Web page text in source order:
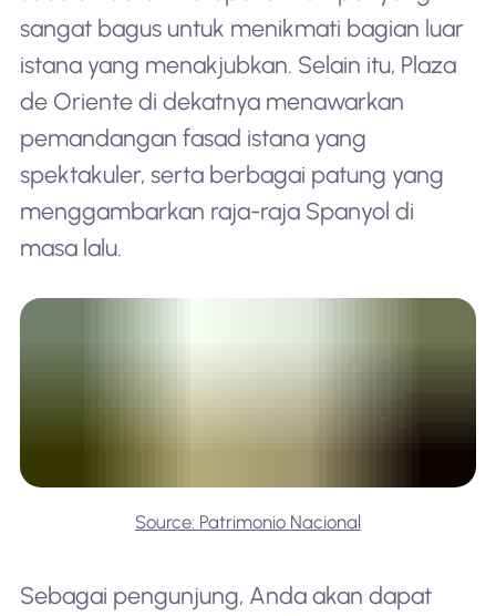
sangat bagus untuk menikmati bagian luar
istana yang menakjubkan. Selain itu, Plaza
de Oriente di dekatnya menawarkan
pemandangan fasad istana yang
spektakuler, serta berbagai patung yang
menggambarkan raja-raja Spanyol di
masa lalu.
Source: Patrimonio Nacional
Sebagai pengunjung, Anda akan dapat